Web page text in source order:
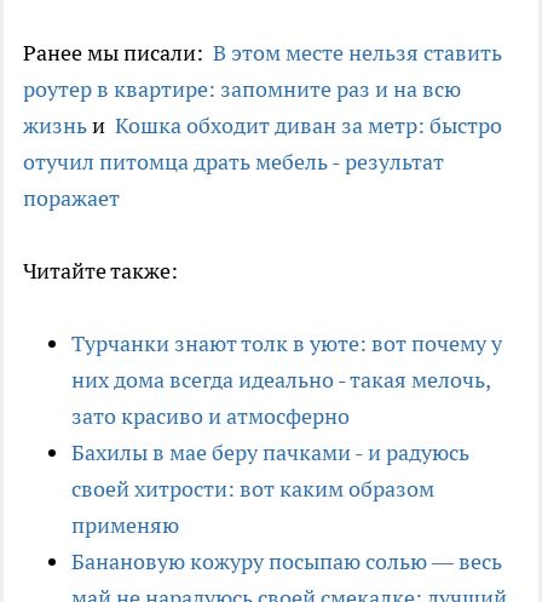
Ранее мы писали: В этом месте нельзя ставить
роутер в квартире: запомните раз и на всю
жизньи Кошка обходит диван за метр: быстро
отучил питомца драть мебель - результат
поражает
Читайте также:
Турчанки знают толк в уюте: вот почему у
них дома всегда идеально - такая мелочь,
зато красиво и атмосферно
Бахилы в мае беру пачками - и радуюсь
своей хитрости: вот каким образом
применяю
Банановую кожуру посыпаю солью — весь